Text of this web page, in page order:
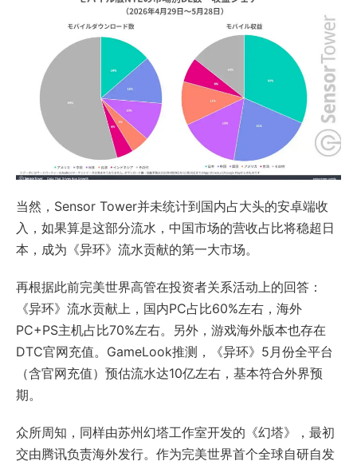
当然，Sensor Tower并未统计到国内占大头的安卓端收
入，如果算是这部分流水，中国市场的营收占比将稳超日
本，成为《异环》流水贡献的第一大市场。
再根据此前完美世界高管在投资者关系活动上的回答：
《异环》流水贡献上，国内PC占比60%左右，海外
PC+PS主机占比70%左右。另外，游戏海外版本也存在
DTC官网充值。GameLook推测，《异环》5月份全平台
（含官网充值）预估流水达10亿左右，基本符合外界预
期。
众所周知，同样由苏州幻塔工作室开发的《幻塔》，最初
交由腾讯负责海外发行。作为完美世界首个全球自研自发